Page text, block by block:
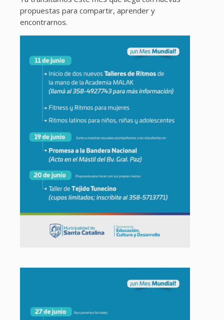
propuestas para compartir, aprender y
encontrarnos.